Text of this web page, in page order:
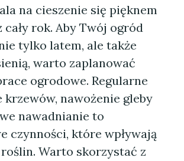
na cieszenie się pięknem
rok. Aby Twój ogród
tylko latem, ale także
warto zaplanować
ogrodowe. Regularne
nawożenie gleby
nawadnianie to
czynności, które wpływają
Warto skorzystać z